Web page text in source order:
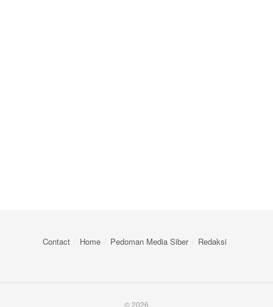
Contact Home Pedoman Media Siber Redaksi
© 2026